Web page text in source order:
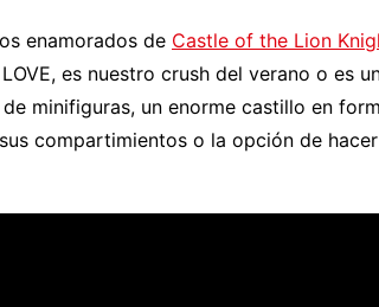
enamorados de Castle of the Lion
es nuestro crush del verano o es
minifiguras, un enorme castillo en
compartimientos o la opción de